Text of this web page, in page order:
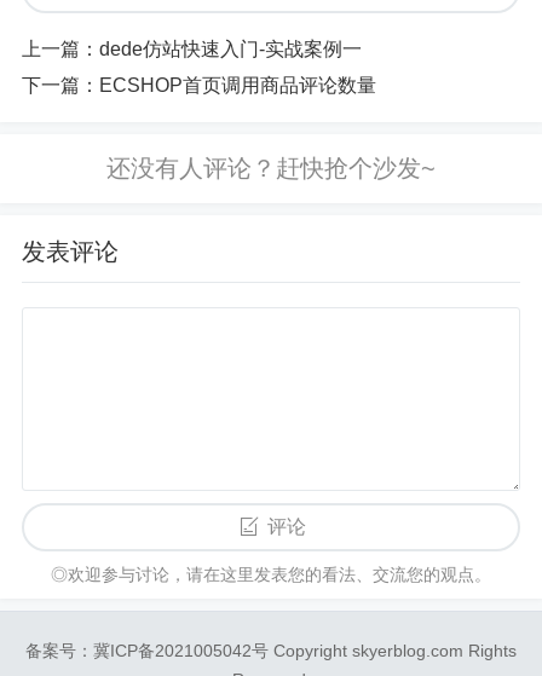
上一篇： dede仿站快速入门-实战案例一
下一篇： ECSHOP首页调用商品评论数量
发表评论
评论
◎欢迎参与讨论，请在这里发表您的看法、交流您的观点。
备案号：冀ICP备2021005042号 Copyright skyerblog.com Rights